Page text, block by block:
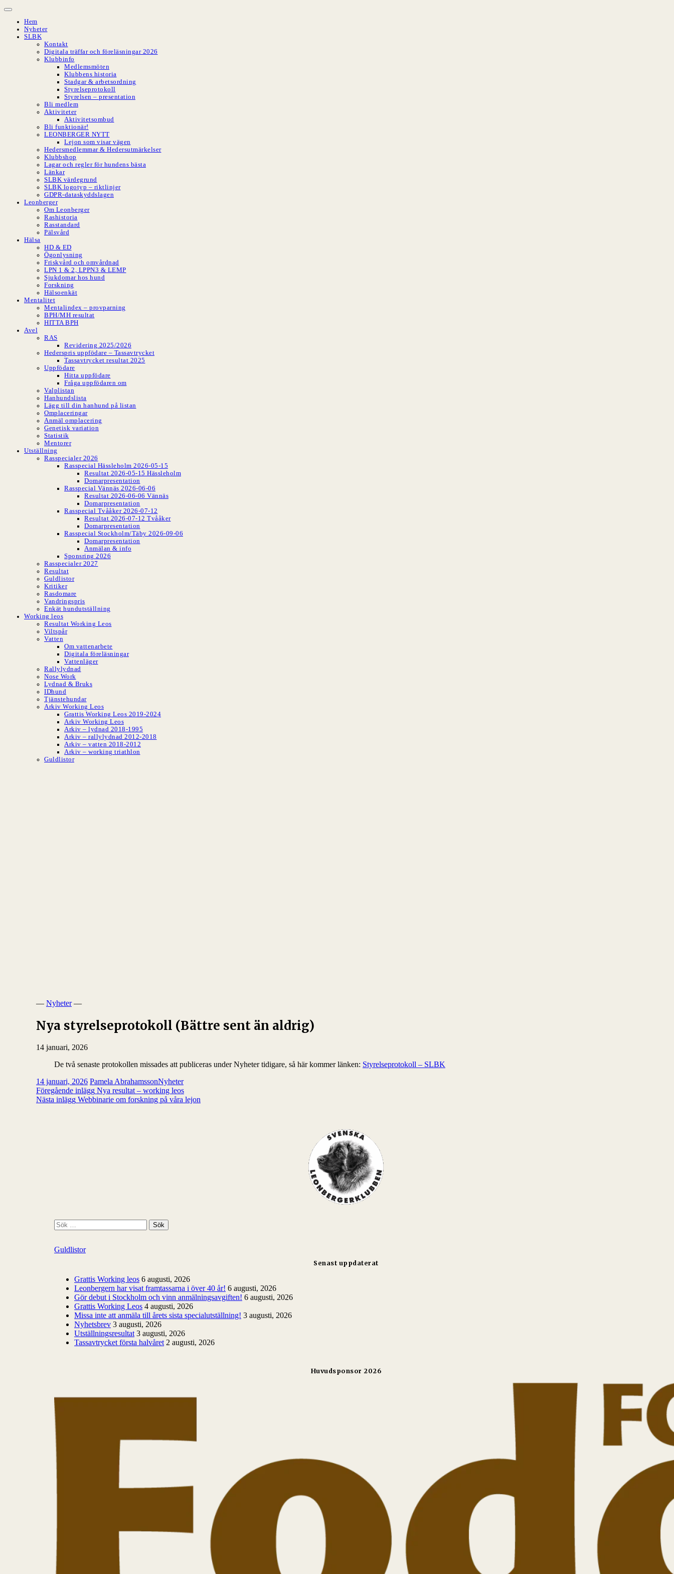
Hoppa
innehåll
Hem
Nyheter
SLBK
Kontakt
Digitala träffar och föreläsningar 2026
Klubbinfo
Medlemsmöten
Klubbens historia
Stadgar & arbetsordning
Styrelseprotokoll
Styrelsen – presentation
Bli medlem
Aktiviteter
Aktivitetsombud
Bli funktionär!
LEONBERGER NYTT
Lejon som visar vägen
Hedersmedlemmar & Hedersutmärkelser
Klubbshop
Lagar och regler för hundens bästa
Länkar
SLBK värdegrund
SLBK logotyp – riktlinjer
GDPR-dataskyddslagen
Leonberger
Om Leonberger
Rashistoria
Rasstandard
Pälsvård
Hälsa
HD & ED
Ögonlysning
Friskvård och omvårdnad
LPN 1 & 2, LPPN3 & LEMP
Sjukdomar hos hund
Forskning
Hälsoenkät
Mentalitet
Mentalindex – provparning
BPH/MH resultat
HITTA BPH
Avel
RAS
Revidering 2025/2026
Hederspris uppfödare – Tassavtrycket
Tassavtrycket resultat 2025
Uppfödare
Hitta uppfödare
Fråga uppfödaren om
Valplistan
Hanhundslista
Lägg till din hanhund på listan
Omplaceringar
Anmäl omplacering
Genetisk variation
Statistik
Mentorer
Utställning
Rasspecialer 2026
Rasspecial Hässleholm 2026-05-15
Resultat 2026-05-15 Hässleholm
Domarpresentation
Rasspecial Vännäs 2026-06-06
Resultat 2026-06-06 Vännäs
Domarpresentation
Rasspecial Tvååker 2026-07-12
Resultat 2026-07-12 Tvååker
Domarpresentation
Rasspecial Stockholm/Täby 2026-09-06
Domarpresentation
Anmälan & info
Sponsring 2026
Rasspecialer 2027
Resultat
Guldlistor
Kritiker
Rasdomare
Vandringspris
Enkät hundutställning
Working leos
Resultat Working Leos
Viltspår
Vatten
Om vattenarbete
Digitala föreläsningar
Vattenläger
Rallylydnad
Nose Work
Lydnad & Bruks
IDhund
Tjänstehundar
Arkiv Working Leos
Grattis Working Leos 2019-2024
Arkiv Working Leos
Arkiv – lydnad 2018-1995
Arkiv – rallylydnad 2012-2018
Arkiv – vatten 2018-2012
Arkiv – working triathlon
Guldlistor
— Nyheter—
Nya styrelseprotokoll (Bättre sent än aldrig)
14 januari, 2026
De två senaste protokollen missades att publiceras under Nyheter tidigare, så här kommer länken: Styrelseprotokoll – SLBK
14 januari, 2026 Pamela AbrahamssonNyheter
Inläggsnavigering
Föregående inlägg Nya resultat – working leos
Nästa inlägg Webbinarie om forskning på våra lejon
S
ö
e
Guldlistor
Senast uppdaterat
Grattis Working leos 6 augusti, 2026
Leonbergern har visat framtassarna i över 40 år! 6 augusti, 2026
Gör debut i Stockholm och vinn anmälningsavgiften! 6 augusti, 2026
Grattis Working Leos 4 augusti, 2026
Missa inte att anmäla till årets sista specialutställning! 3 augusti, 2026
Nyhetsbrev 3 augusti, 2026
Utställningsresultat 3 augusti, 2026
Tassavtrycket första halvåret 2 augusti, 2026
Huvudsponsor 2026